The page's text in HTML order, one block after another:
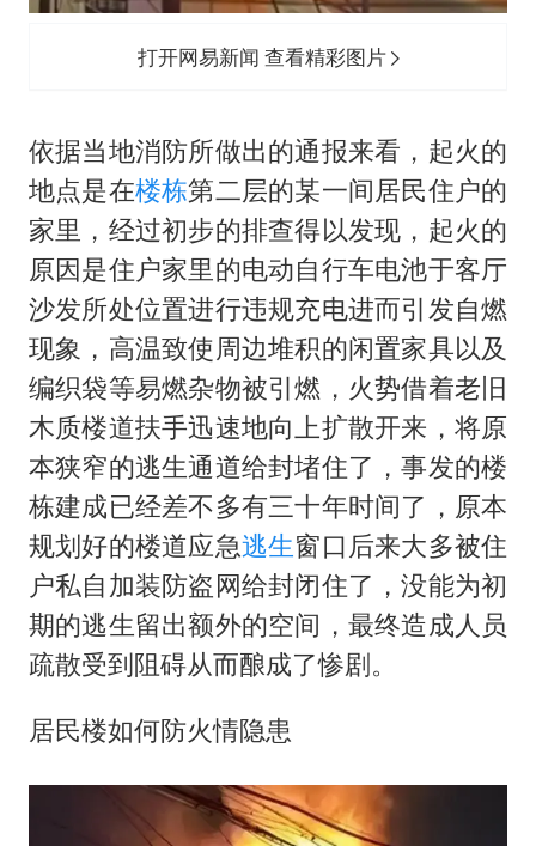
打开网易新闻 查看精彩图片
依据当地消防所做出的通报来看，起火的
地点是在楼栋第二层的某一间居民住户的
家里，经过初步的排查得以发现，起火的
原因是住户家里的电动自行车电池于客厅
沙发所处位置进行违规充电进而引发自燃
现象，高温致使周边堆积的闲置家具以及
编织袋等易燃杂物被引燃，火势借着老旧
木质楼道扶手迅速地向上扩散开来，将原
本狭窄的逃生通道给封堵住了，事发的楼
栋建成已经差不多有三十年时间了，原本
规划好的楼道应急逃生窗口后来大多被住
户私自加装防盗网给封闭住了，没能为初
期的逃生留出额外的空间，最终造成人员
疏散受到阻碍从而酿成了惨剧。
居民楼如何防火情隐患